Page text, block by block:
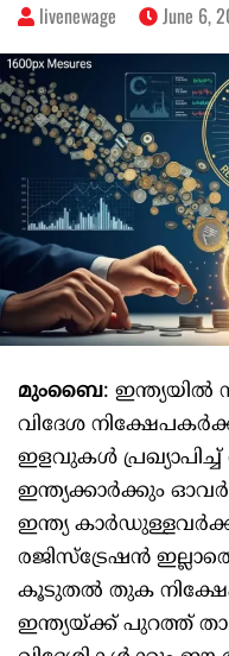
livenewage June 6,
മുംബൈ: ഇന്ത്യയില്‍
വിദേശ
ഇളവുകള്‍ പ്രഖ്യാപിച്ച്
ഇന്ത്യക്കാര്‍ക്കും
ഇന്ത്യ
രജിസ്‌ട്രേഷന്‍
കൂടുതല്‍ തുക
ഇന്ത്യയ്ക്ക് പുറത്ത്